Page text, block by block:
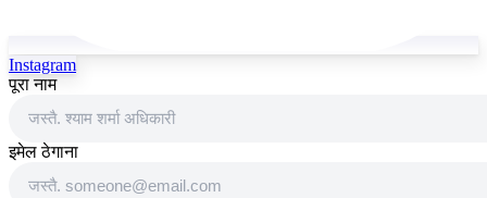
Instagram
पूरा नाम
इमेल ठेगाना